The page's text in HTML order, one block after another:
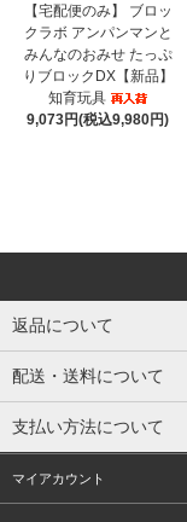
【宅配便のみ】 ブロッ
クラボ アンパンマンと
みんなのおみせ たっぷ
りブロックDX【新品】
知育玩具
9,073円(税込9,980円)
返品について
配送・送料について
支払い方法について
マイアカウント